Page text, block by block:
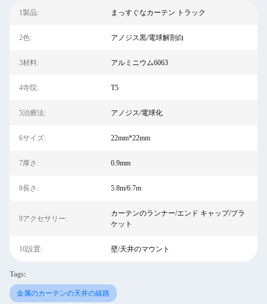
1製品: まっすぐなカーテン トラック
2色: アノジス黒/電球解剖白
3材料: アルミニウム6063
4寺院: T5
5治療法: アノジス/電球化
6サイズ: 22mm*22mm
7厚さ: 0.9mm
8長さ: 5.8m/6.7m
9アクセサリー:
カーテンのランナー/エンド キャップ/ブラ
ケット
10設置: 壁/天井のマウント
Tags:
金属のカーテンの天井の線路